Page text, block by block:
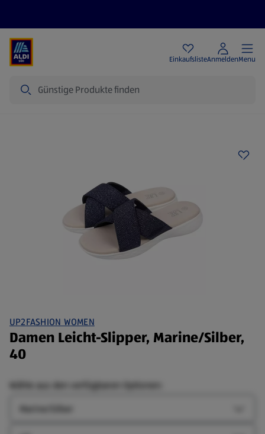
EinkaufslisteAnmeldenMenu
UP2FASHION WOMEN
Damen Leicht-Slipper, Marine/Silber,
40
Wähle aus den verfügbaren Optionen: